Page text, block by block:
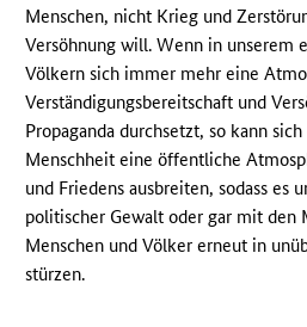
Menschen, nicht Krieg und
Versöhnung will. Wenn in unserem
Völkern sich immer mehr eine
Verständigungsbereitschaft und
Propaganda durchsetzt, so kann
Menschheit eine öffentliche
und Friedens ausbreiten, sodass es
politischer Gewalt oder gar mit
Menschen und Völker erneut in
stürzen.